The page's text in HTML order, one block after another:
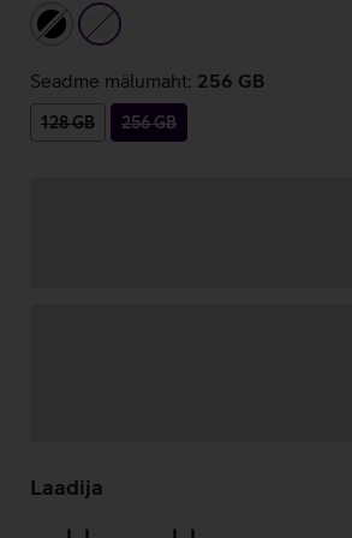
must valge
Seadme mälumaht: 256 GB
128 GB 256 GB
laadimine
Laadija